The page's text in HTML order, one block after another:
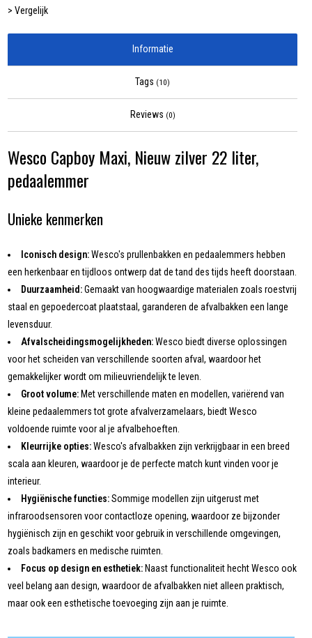
> Vergelijk
Informatie
Tags (10)
Reviews (0)
Wesco Capboy Maxi, Nieuw zilver 22 liter,
pedaalemmer
Unieke kenmerken
Iconisch design:Wesco's prullenbakken en pedaalemmers hebben
een herkenbaar en tijdloos ontwerp dat de tand des tijds heeft doorstaan.
Duurzaamheid:Gemaakt van hoogwaardige materialen zoals roestvrij
staal en gepoedercoat plaatstaal, garanderen de afvalbakken een lange
levensduur.
Afvalscheidingsmogelijkheden:Wesco biedt diverse oplossingen
voor het scheiden van verschillende soorten afval, waardoor het
gemakkelijker wordt om milieuvriendelijk te leven.
Groot volume: Met verschillende maten en modellen, variërend van
kleine pedaalemmers tot grote afvalverzamelaars, biedt Wesco
voldoende ruimte voor al je afvalbehoeften.
Kleurrijke opties:Wesco's afvalbakken zijn verkrijgbaar in een breed
scala aan kleuren, waardoor je de perfecte match kunt vinden voor je
interieur.
Hygiënische functies:Sommige modellen zijn uitgerust met
infraroodsensoren voor contactloze opening, waardoor ze bijzonder
hygiënisch zijn en geschikt voor gebruik in verschillende omgevingen,
zoals badkamers en medische ruimten.
Focus op design en esthetiek: Naast functionaliteit hecht Wesco ook
veel belang aan design, waardoor de afvalbakken niet alleen praktisch,
maar ook een esthetische toevoeging zijn aan je ruimte.